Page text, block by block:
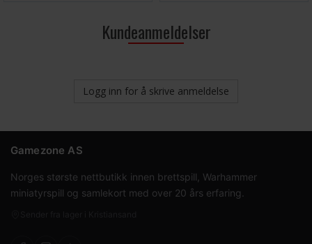
Kundeanmeldelser
Logg inn for å skrive anmeldelse
Gamezone AS
Norges største nettbutikk innen brettspill, Warhammer
miniatyrspill og samlekort med over 20 års erfaring.